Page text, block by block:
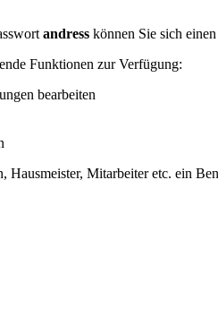
andress können Sie sich
Funktionen zur Verfügung:
bearbeiten
Hausmeister, Mitarbeiter etc. ein